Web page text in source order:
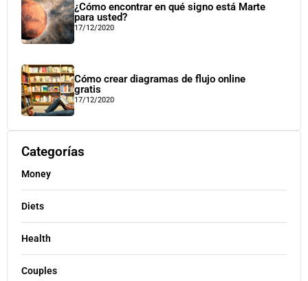
¿Cómo encontrar en qué signo está Marte
para usted?
17/12/2020
Cómo crear diagramas de flujo online
gratis
17/12/2020
Categorías
Money
Diets
Health
Couples